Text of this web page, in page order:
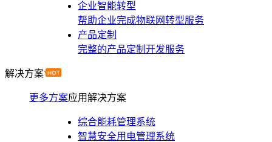
企业智能转型
帮助企业完成物联网转型服务
产品定制
完整的产品定制开发服务
解决方案
更多方案应用解决方案
综合能耗管理系统
智慧安全用电管理系统